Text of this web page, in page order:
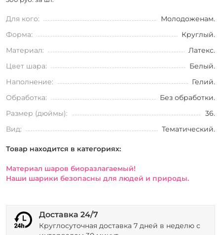
Для кого:
Молодоженам.
Форма:
Круглый.
Материал:
Латекс.
Цвет шара:
Белый.
Наполнение:
Гелий.
Обработка:
Без обработки.
Размер (дюймы):
36.
Вид:
Тематический.
Товар находится в категориях:
Материал шаров биоразлагаемый!
Наши шарики безопасны для людей и природы.
Доставка 24/7
Круглосуточная доставка 7 дней в неделю с